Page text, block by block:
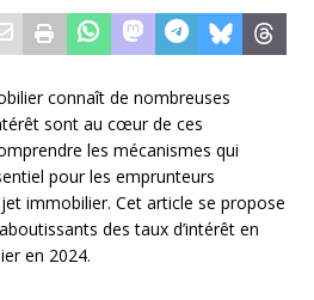
connaît de nombreuses
sont au cœur de ces
les mécanismes qui
pour les emprunteurs
immobilier. Cet article se propose
des taux d’intérêt en
en 2024.